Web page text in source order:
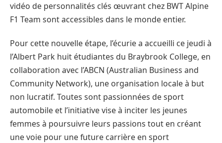
vidéo de personnalités clés œuvrant chez BWT Alpine
F1 Team sont accessibles dans le monde entier.
Pour cette nouvelle étape, l’écurie a accueilli ce jeudi à
l’Albert Park huit étudiantes du Braybrook College, en
collaboration avec l’ABCN (Australian Business and
Community Network), une organisation locale à but
non lucratif. Toutes sont passionnées de sport
automobile et l’initiative vise à inciter les jeunes
femmes à poursuivre leurs passions tout en créant
une voie pour une future carrière en sport